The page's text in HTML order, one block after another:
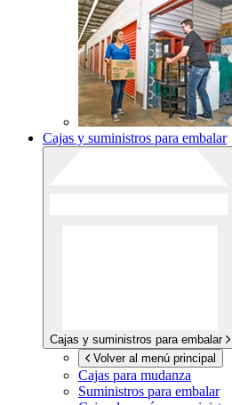
Cajas y suministros para embalar
Cajas y suministros para embalar
Volver al menú principal
Cajas para mudanza
Suministros para embalar